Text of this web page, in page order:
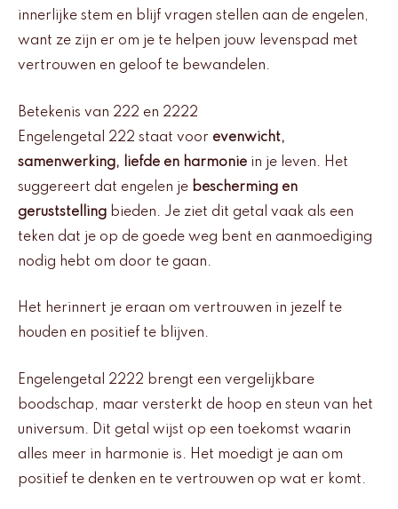
innerlijke stem en blijf vragen stellen aan de engelen,
want ze zijn er om je te helpen jouw levenspad met
vertrouwen en geloof te bewandelen.
Betekenis van 222 en 2222
Engelengetal 222 staat voor evenwicht,
samenwerking, liefde en harmonie in je leven. Het
suggereert dat engelen je bescherming en
geruststelling bieden. Je ziet dit getal vaak als een
teken dat je op de goede weg bent en aanmoediging
nodig hebt om door te gaan.
Het herinnert je eraan om vertrouwen in jezelf te
houden en positief te blijven.
Engelengetal 2222 brengt een vergelijkbare
boodschap, maar versterkt de hoop en steun van het
universum. Dit getal wijst op een toekomst waarin
alles meer in harmonie is. Het moedigt je aan om
positief te denken en te vertrouwen op wat er komt.